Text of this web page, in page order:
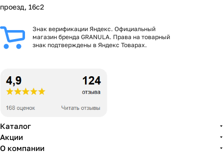
проезд, 16с2
Знак верификации Яндекс. Официальный
магазин бренда GRANULA. Права на товарный
знак подтверждены в Яндекс Товарах.
Каталог
Акции
О компании